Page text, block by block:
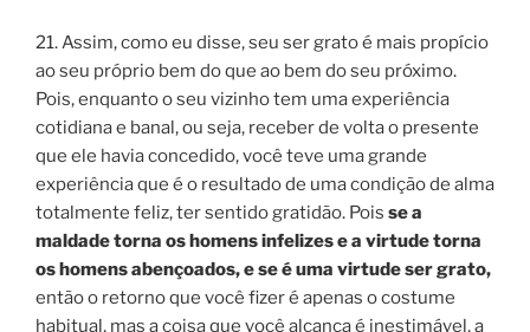
21. Assim, como eu disse, seu ser grato é mais propício
ao seu próprio bem do que ao bem do seu próximo.
Pois, enquanto o seu vizinho tem uma experiência
cotidiana e banal, ou seja, receber de volta o presente
que ele havia concedido, você teve uma grande
experiência que é o resultado de uma condição de alma
totalmente feliz, ter sentido gratidão. Pois se a
maldade torna os homens infelizes e a virtude torna
os homens abençoados, e se é uma virtude ser grato,
então o retorno que você fizer é apenas o costume
habitual, mas a coisa que você alcança é inestimável, a